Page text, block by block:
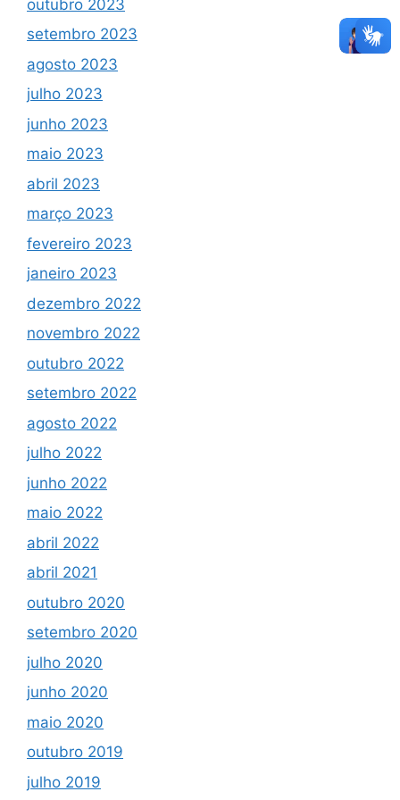
outubro 2023
setembro 2023
agosto 2023
julho 2023
junho 2023
maio 2023
abril 2023
março 2023
fevereiro 2023
janeiro 2023
dezembro 2022
novembro 2022
outubro 2022
setembro 2022
agosto 2022
julho 2022
junho 2022
maio 2022
abril 2022
abril 2021
outubro 2020
setembro 2020
julho 2020
junho 2020
maio 2020
outubro 2019
julho 2019